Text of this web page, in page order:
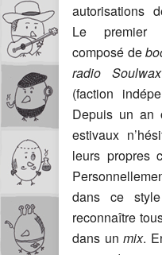
autorisations
Le premier
composé de
radio Soulwax
(faction
Depuis un an
estivaux
leurs propres
dans ce style
reconnaître
dans unmix.